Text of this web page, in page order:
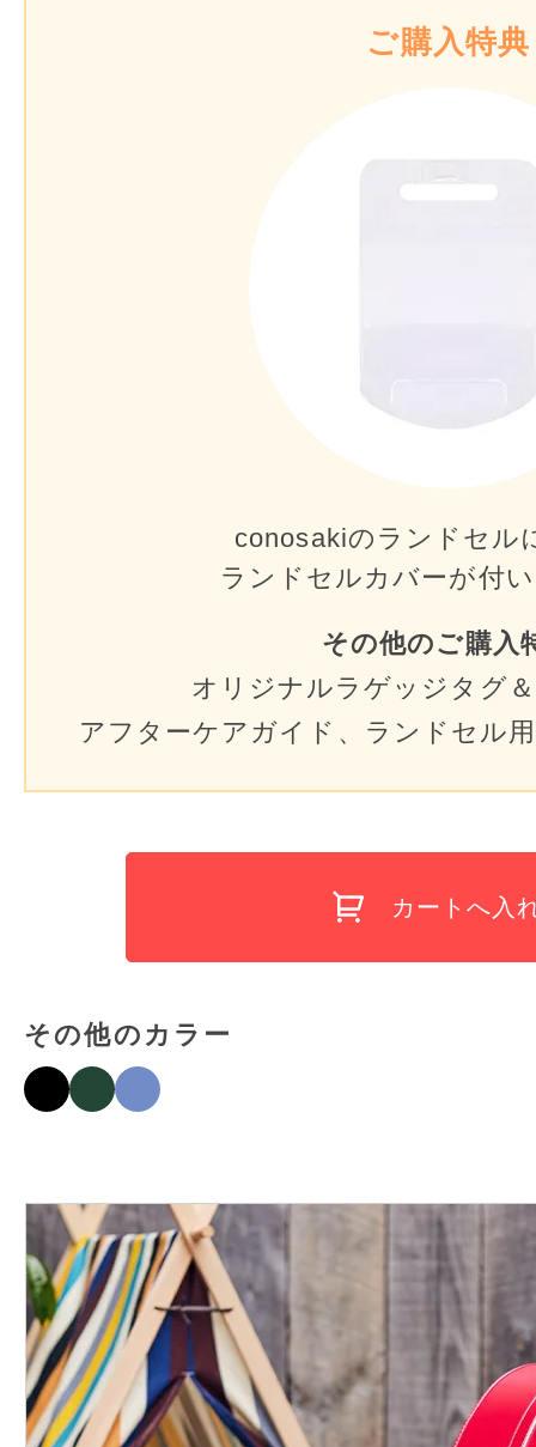
ご購入特典
conosakiのランドセル
ランドセルカバーが付
その他のご購入
オリジナルラゲッジタグ
アフターケアガイド、ランドセル
カートへ入
その他のカラー